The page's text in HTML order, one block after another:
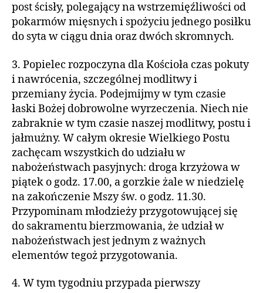
post ścisły, polegający na wstrzemięźliwości od
pokarmów mięsnych i spożyciu jednego posiłku
do syta w ciągu dnia oraz dwóch skromnych.
3. Popielec rozpoczyna dla Kościoła czas pokuty
i nawrócenia, szczególnej modlitwy i
przemiany życia. Podejmijmy w tym czasie
łaski Bożej dobrowolne wyrzeczenia. Niech nie
zabraknie w tym czasie naszej modlitwy, postu i
jałmużny. W całym okresie Wielkiego Postu
zachęcam wszystkich do udziału w
nabożeństwach pasyjnych: droga krzyżowa w
piątek o godz. 17.00, a gorzkie żale w niedzielę
na zakończenie Mszy św. o godz. 11.30.
Przypominam młodzieży przygotowującej się
do sakramentu bierzmowania, że udział w
nabożeństwach jest jednym z ważnych
elementów tegoż przygotowania.
4. W tym tygodniu przypada pierwszy